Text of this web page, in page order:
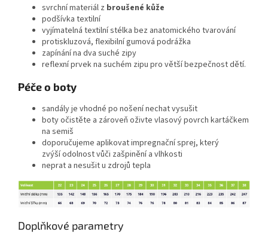
svrchní materiál z broušené kůže
podšívka textilní
vyjímatelná textilní stélka bez anatomického tvarování
protiskluzová, flexibilní gumová podrážka
zapínání na dva suché zipy
reflexní prvek na suchém zipu pro větší bezpečnost dětí.
Péče o boty
sandály je vhodné po nošení nechat vysušit
boty očistěte a zároveň oživte vlasový povrch kartáčkem
na semiš
doporučujeme aplikovat impregnační sprej, který
zvýší odolnost vůči zašpinění a vlhkosti
neprat a nesušit u zdrojů tepla
Doplňkové parametry